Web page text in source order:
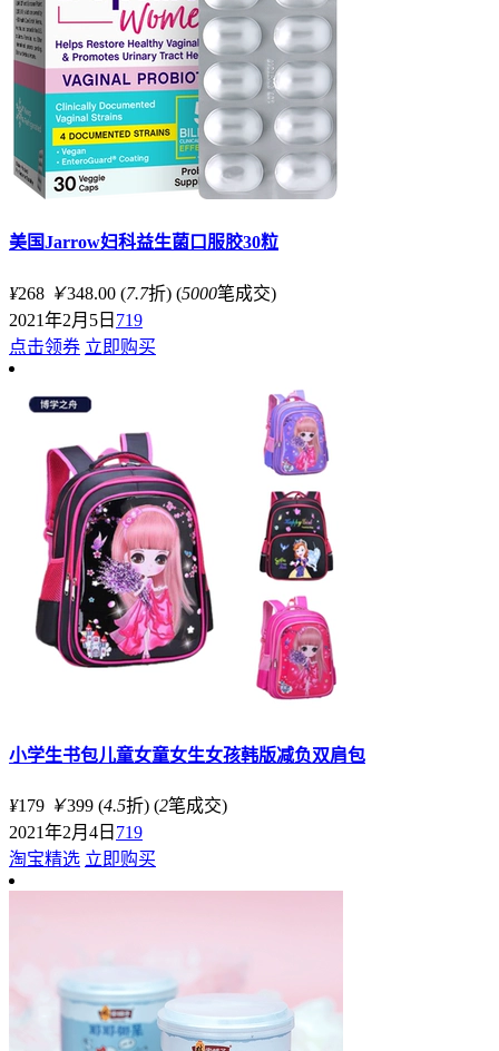
美国Jarrow妇科益生菌口服胶30粒
¥268 ￥348.00 (7.7折) (5000笔成交)
2021年2月5日 719
点击领券 立即购买
小学生书包儿童女童女生女孩韩版减负双肩包
¥179 ￥399 (4.5折) (2笔成交)
2021年2月4日 719
淘宝精选 立即购买